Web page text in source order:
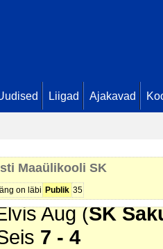
Liigad Ajakavad
Maaülikooli SK
on läbi Publik 35
(210 -
6 - 4
(201 - Kepilöök).
(210 -
). 2 min
Aug (SK
7 - 4